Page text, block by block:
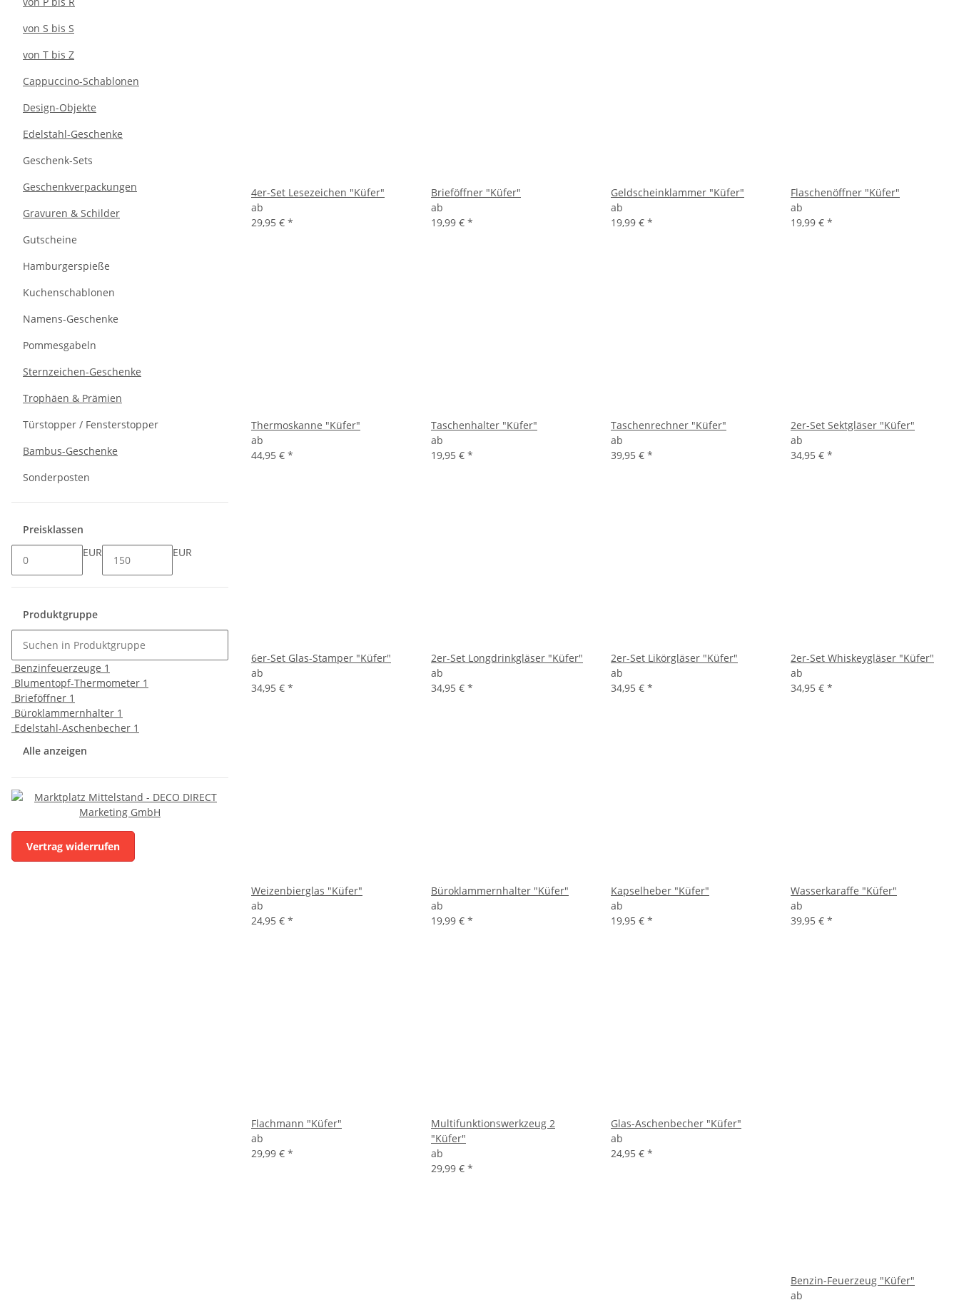
4er-Set Lesezeichen "Küfer"
ab
29,95 € *
Brieföffner "Küfer"
ab
19,99 € *
Geldscheinklammer "Küfer"
ab
19,99 € *
Flaschenöffner "Küfer"
ab
19,99 € *
Thermoskanne "Küfer"
ab
44,95 € *
Taschenhalter "Küfer"
ab
19,95 € *
Taschenrechner "Küfer"
ab
39,95 € *
2er-Set Sektgläser "Küfer"
ab
34,95 € *
6er-Set Glas-Stamper "Küfer"
ab
34,95 € *
2er-Set Longdrinkgläser "Küfer"
ab
34,95 € *
2er-Set Likörgläser "Küfer"
ab
34,95 € *
2er-Set Whiskeygläser "Küfer"
ab
34,95 € *
Weizenbierglas "Küfer"
ab
24,95 € *
Büroklammernhalter "Küfer"
ab
19,99 € *
Kapselheber "Küfer"
ab
19,95 € *
Wasserkaraffe "Küfer"
ab
39,95 € *
Flachmann "Küfer"
ab
29,99 € *
Multifunktionswerkzeug 2
"Küfer"
ab
29,99 € *
Glas-Aschenbecher "Küfer"
ab
24,95 € *
Benzin-Feuerzeug "Küfer"
ab
von S bis S
von T bis Z
Cappuccino-Schablonen
Design-Objekte
Edelstahl-Geschenke
Geschenk-Sets
Geschenkverpackungen
Gravuren & Schilder
Gutscheine
Hamburgerspieße
Kuchenschablonen
Namens-Geschenke
Pommesgabeln
Sternzeichen-Geschenke
Trophäen & Prämien
Türstopper / Fensterstopper
Bambus-Geschenke
Sonderposten
Preisklassen
EUR
EUR
Produktgruppe
Benzinfeuerzeuge 1
Blumentopf-Thermometer 1
Brieföffner 1
Büroklammernhalter 1
Edelstahl-Aschenbecher 1
Alle anzeigen
Vertrag widerrufen